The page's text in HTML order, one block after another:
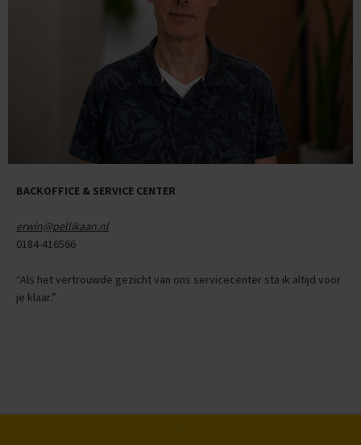
BACKOFFICE & SERVICE CENTER
erwin@pellikaan.nl
0184-416566
“Als het vertrouwde gezicht van ons servicecenter sta ik altijd voor
je klaar.”